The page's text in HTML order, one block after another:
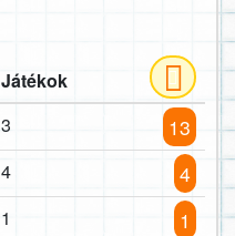
Játékok
3 13
4 4
1 1